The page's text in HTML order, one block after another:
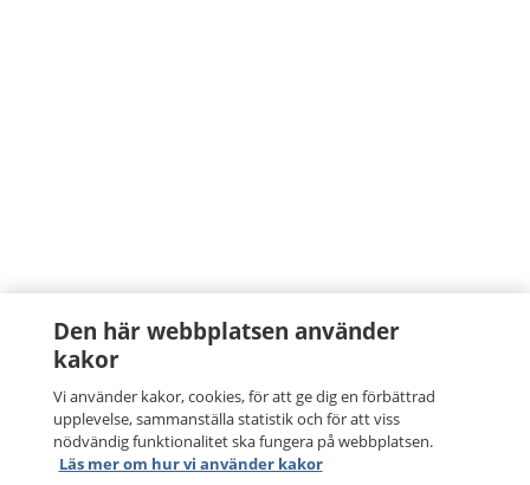
Den här webbplatsen använder
kakor
Vi använder kakor, cookies, för att ge dig en förbättrad
upplevelse, sammanställa statistik och för att viss
nödvändig funktionalitet ska fungera på webbplatsen.
Läs mer om hur vi använder kakor